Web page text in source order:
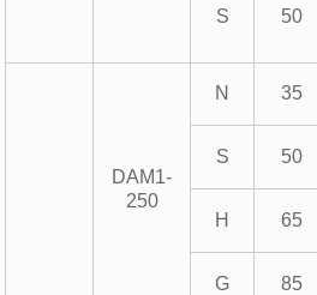
S 50
DAM1-
250
N 35
S 50
H 65
G 85